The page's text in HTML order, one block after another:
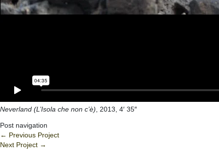
Neverland (L’Isola che non c’è) , 2013, 4′ 35″
Post navigation
← Previous Project
Next Project →